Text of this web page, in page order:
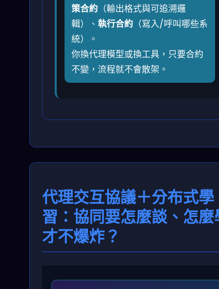
策合約 （輸出格式與可追溯邏
輯）、 執行合約 （寫入/呼叫哪些系
統）。
你換代理模型或換工具，只要合約
不變，流程就不會散架。
代理交互協議＋分布式學
習：協同要怎麼談、怎麼
才不爆炸？